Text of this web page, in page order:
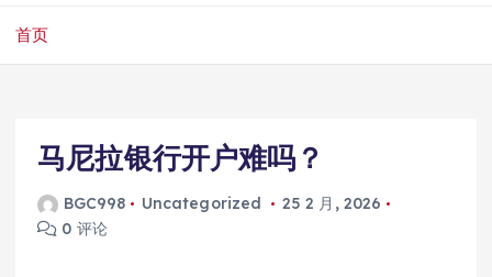
首页
马尼拉银行开户难吗？
BGC998 Uncategorized
25 2 月, 2026
0 评论